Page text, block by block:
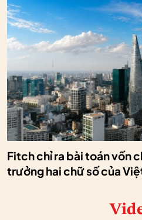
Fitch chỉ ra bài toán vốn
trưởng hai chữ số của